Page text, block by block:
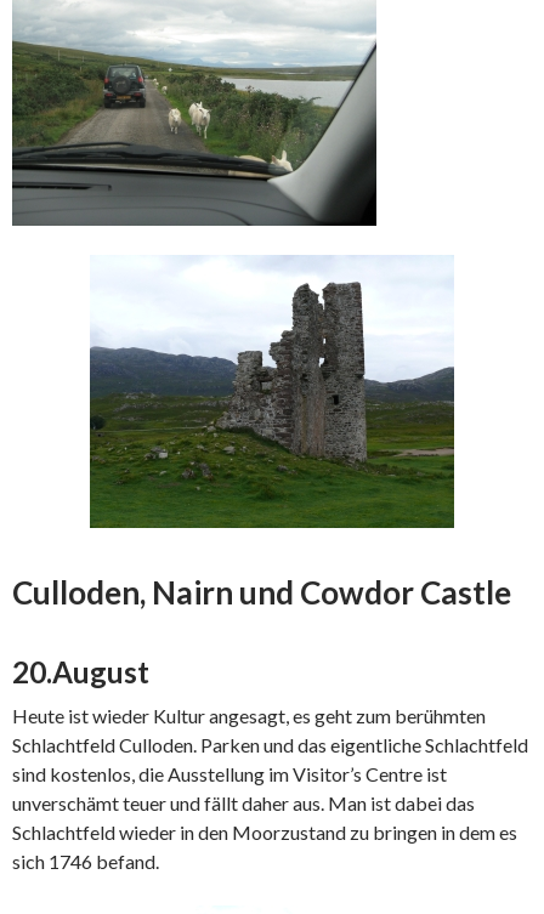
Culloden, Nairn und Cowdor Castle
20.August
Heute ist wieder Kultur angesagt, es geht zum berühmten
Schlachtfeld Culloden. Parken und das eigentliche Schlachtfeld
sind kostenlos, die Ausstellung im Visitor’s Centre ist
unverschämt teuer und fällt daher aus. Man ist dabei das
Schlachtfeld wieder in den Moorzustand zu bringen in dem es
sich 1746 befand.